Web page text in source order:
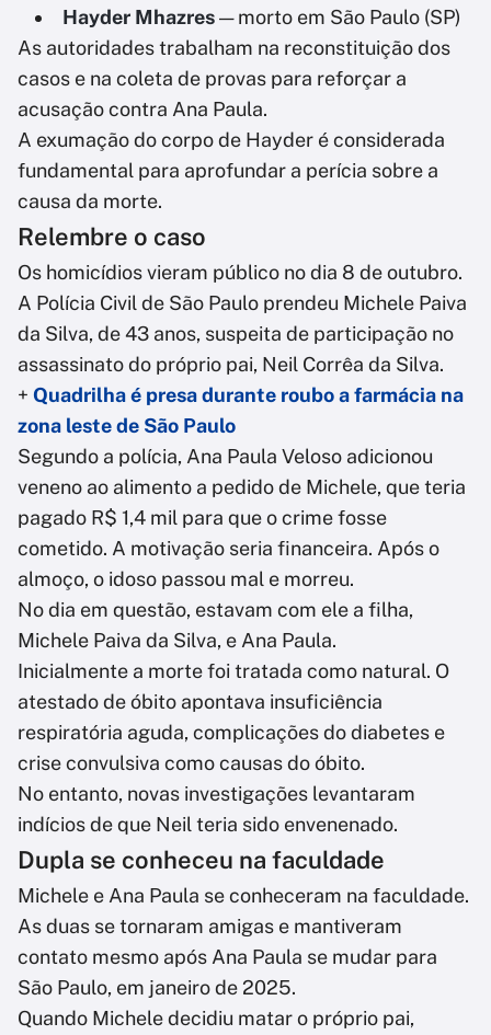
Hayder Mhazres— morto em São Paulo (SP)
As autoridades trabalham na reconstituição dos
casos e na coleta de provas para reforçar a
acusação contra Ana Paula.
A exumação do corpo de Hayder é considerada
fundamental para aprofundar a perícia sobre a
causa da morte.
Relembre o caso
Os homicídios vieram público no dia 8 de outubro.
A Polícia Civil de São Paulo prendeu Michele Paiva
da Silva, de 43 anos, suspeita de participação no
assassinato do próprio pai, Neil Corrêa da Silva.
+ Quadrilha é presa durante roubo a farmácia na
zona leste de São Paulo
Segundo a polícia, Ana Paula Veloso adicionou
veneno ao alimento a pedido de Michele, que teria
pagado R$ 1,4 mil para que o crime fosse
cometido. A motivação seria financeira. Após o
almoço, o idoso passou mal e morreu.
No dia em questão, estavam com ele a filha,
Michele Paiva da Silva, e Ana Paula.
Inicialmente a morte foi tratada como natural. O
atestado de óbito apontava insuficiência
respiratória aguda, complicações do diabetes e
crise convulsiva como causas do óbito.
No entanto, novas investigações levantaram
indícios de que Neil teria sido envenenado.
Dupla se conheceu na faculdade
Michele e Ana Paula se conheceram na faculdade.
As duas se tornaram amigas e mantiveram
contato mesmo após Ana Paula se mudar para
São Paulo, em janeiro de 2025.
Quando Michele decidiu matar o próprio pai,